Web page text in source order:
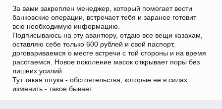
За вами закреплен менеджер, который помогает вести
банковские операции, встречает тебя и заранее готовит
всю необходимую информацию.
Подписываюсь на эту авантюру, отдаю все вещи казахам,
оставляю себе только 600 рублей и свой паспорт,
договариваемся о месте встречи с той стороны и на время
расстаемся. Новое поколение масок открывает поры без
лишних усилий.
Тут такая штука - обстоятельства, которые не в силах
изменить - такое бывает.